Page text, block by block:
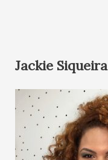
Jackie Siqueira